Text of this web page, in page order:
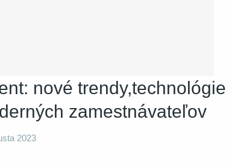
nové trendy,technológie
zamestnávateľov
2023